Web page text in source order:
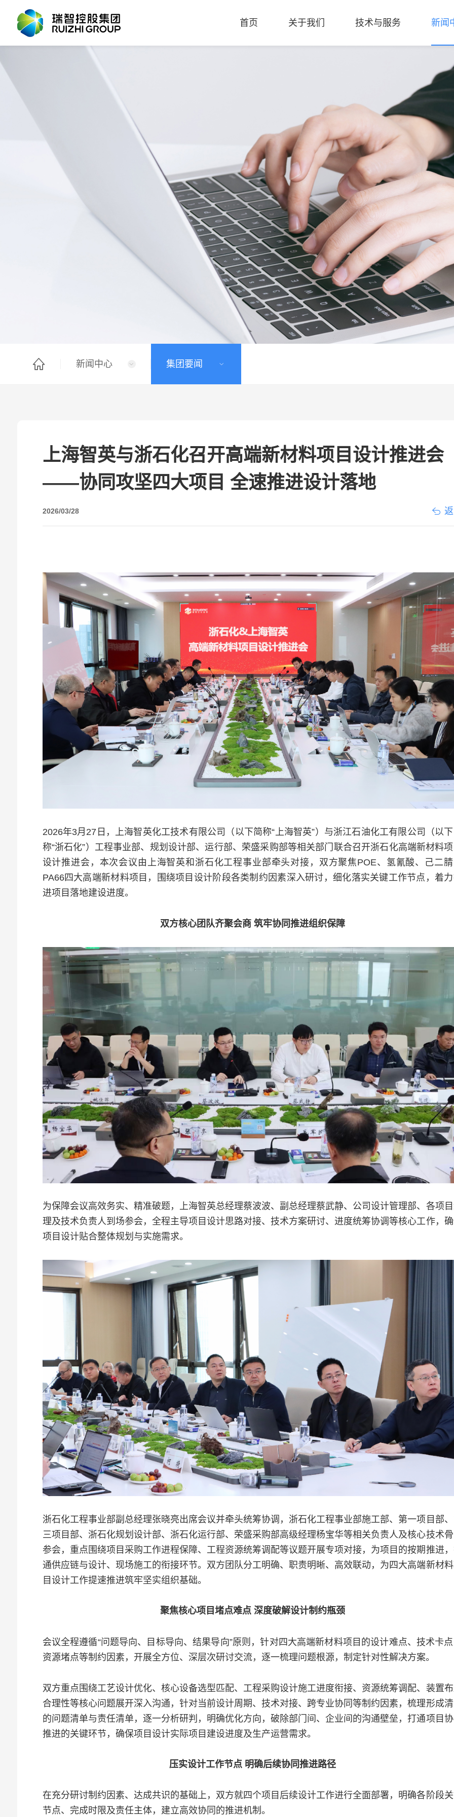
首页 关于我们 技术与服务 新闻
新闻中心 集团要闻
上海智英与浙石化召开高端新材料项目设计推进会
——协同攻坚四大项目 全速推进设计落地
2026/03/28
2026年3月27日，上海智英化工技术有限公司（以下简称“上海智英”）与浙江石油化工有限公司（以
称“浙石化”）工程事业部、规划设计部、运行部、荣盛采购部等相关部门联合召开浙石化高端新材料
设计推进会，本次会议由上海智英和浙石化工程事业部牵头对接，双方聚焦POE、氢氰酸、己二
PA66四大高端新材料项目，围绕项目设计阶段各类制约因素深入研讨，细化落实关键工作节点，着
进项目落地建设进度。
双方核心团队齐聚会商 筑牢协同推进组织保障
为保障会议高效务实、精准破题，上海智英总经理蔡波波、副总经理蔡武静、公司设计管理部、各项
理及技术负责人到场参会，全程主导项目设计思路对接、技术方案研讨、进度统筹协调等核心工作，
项目设计贴合整体规划与实施需求。
浙石化工程事业部副总经理张晓亮出席会议并牵头统筹协调，浙石化工程事业部施工部、第一项目部
三项目部、浙石化规划设计部、浙石化运行部、荣盛采购部高级经理杨宝华等相关负责人及核心技术
参会，重点围绕项目采购工作进程保障、工程资源统筹调配等议题开展专项对接，为项目的按期推进
通供应链与设计、现场施工的衔接环节。双方团队分工明确、职责明晰、高效联动，为四大高端新材
目设计工作提速推进筑牢坚实组织基础。
聚焦核心项目堵点难点 深度破解设计制约瓶颈
会议全程遵循“问题导向、目标导向、结果导向”原则，针对四大高端新材料项目的设计难点、技术卡
资源堵点等制约因素，开展全方位、深层次研讨交流，逐一梳理问题根源，制定针对性解决方案。
双方重点围绕工艺设计优化、核心设备选型匹配、工程采购设计施工进度衔接、资源统筹调配、装置
合理性等核心问题展开深入沟通，针对当前设计周期、技术对接、跨专业协同等制约因素，梳理形成
的问题清单与责任清单，逐一分析研判，明确优化方向，破除部门间、企业间的沟通壁垒，打通项目
推进的关键环节，确保项目设计实际项目建设进度及生产运营需求。
压实设计工作节点 明确后续协同推进路径
在充分研讨制约因素、达成共识的基础上，双方就四个项目后续设计工作进行全面部署，明确各阶段
节点、完成时限及责任主体，建立高效协同的推进机制。